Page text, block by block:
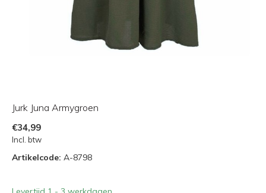
Jurk Juna Armygroen
€34,99
Incl. btw
Artikelcode: A-8798